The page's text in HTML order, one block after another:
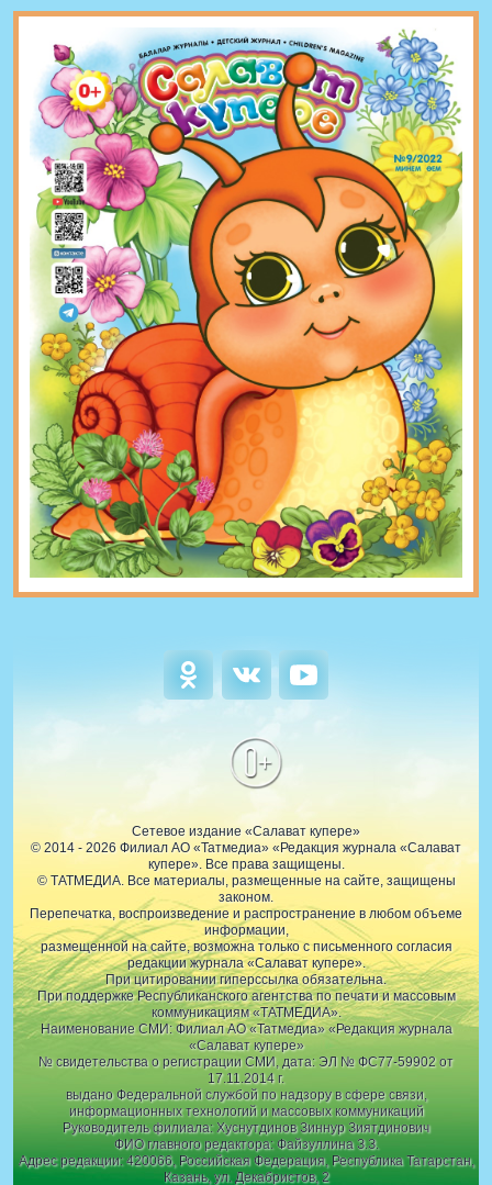
0+
Сетевое издание «Салават купере»
© 2014 - 2026 Филиал АО «Татмедиа» «Редакция журнала «Салават
купере». Все права защищены.
© ТАТМЕДИА. Все материалы, размещенные на сайте, защищены
законом.
Перепечатка, воспроизведение и распространение в любом объеме
информации,
размещенной на сайте, возможна только с письменного согласия
редакции журнала «Салават купере».
При цитировании гиперссылка обязательна.
При поддержке Республиканского агентства по печати и массовым
коммуникациям «ТАТМЕДИА».
Наименование СМИ: Филиал АО «Татмедиа» «Редакция журнала
«Салават купере»
№ свидетельства о регистрации СМИ, дата: ЭЛ № ФС77-59902 от
17.11.2014 г.
выдано Федеральной службой по надзору в сфере связи,
информационных технологий и массовых коммуникаций
Руководитель филиала: Хуснутдинов Зиннур Зиятдинович
ФИО главного редактора: Файзуллина З.З.
Адрес редакции: 420066, Российская Федерация, Республика Татарстан,
Казань, ул. Декабристов, 2